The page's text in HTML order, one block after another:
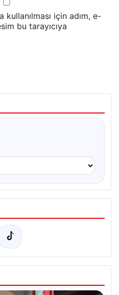
için adım, e-
bu tarayıcıya